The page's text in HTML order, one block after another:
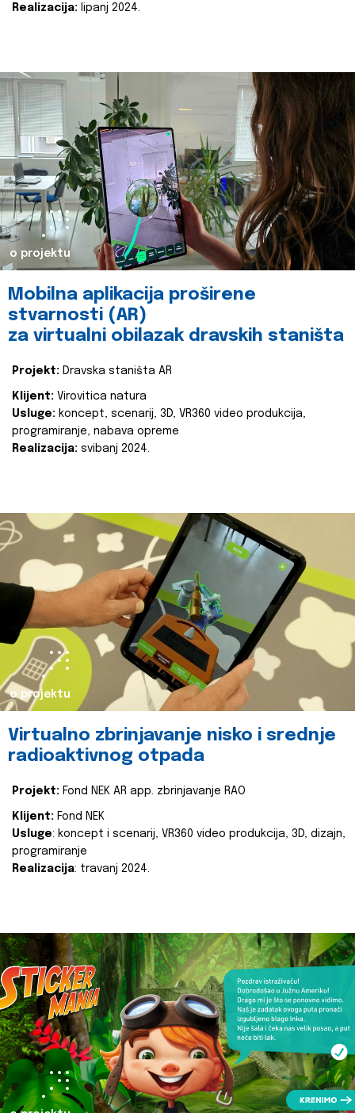
Realizacija: lipanj 2024.
o projektu
Mobilna aplikacija proširene
stvarnosti (AR)
za virtualni obilazak dravskih staništa
Projekt: Dravska staništa AR
Klijent: Virovitica natura
Usluge: koncept, scenarij, 3D, VR360 video produkcija,
programiranje, nabava opreme
Realizacija: svibanj 2024.
o projektu
Virtualno zbrinjavanje nisko i srednje
radioaktivnog otpada
Projekt: Fond NEK AR app. zbrinjavanje RAO
Klijent: Fond NEK
Usluge: koncept i scenarij, VR360 video produkcija, 3D, dizajn,
programiranje
Realizacija: travanj 2024.